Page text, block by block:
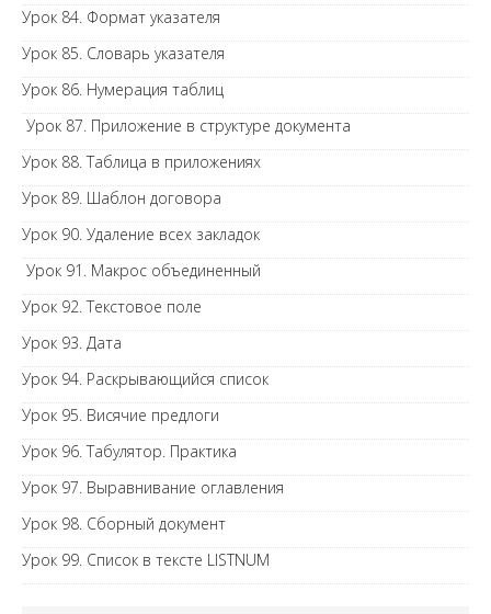
Урок 84. Формат указателя
Урок 85. Словарь указателя
Урок 86. Нумерация таблиц
Урок 87. Приложение в структуре документа
Урок 88. Таблица в приложениях
Урок 89. Шаблон договора
Урок 90. Удаление всех закладок
Урок 91. Макрос объединенный
Урок 92. Текстовое поле
Урок 93. Дата
Урок 94. Раскрывающийся список
Урок 95. Висячие предлоги
Урок 96. Табулятор. Практика
Урок 97. Выравнивание оглавления
Урок 98. Сборный документ
Урок 99. Список в тексте LISTNUM